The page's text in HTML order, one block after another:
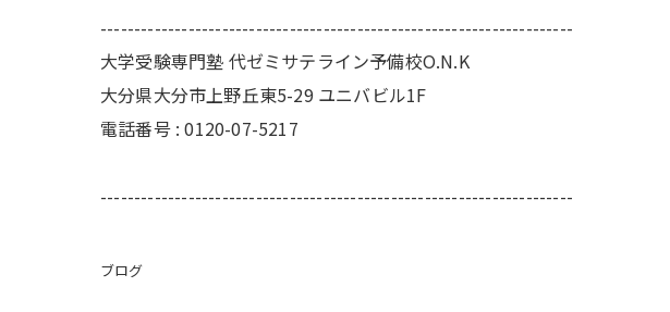
----------------------------------------------------------------------
大学受験専門塾 代ゼミサテライン予備校O.N.K
大分県大分市上野丘東5-29 ユニバビル1F
電話番号 : 0120-07-5217
----------------------------------------------------------------------
ブログ